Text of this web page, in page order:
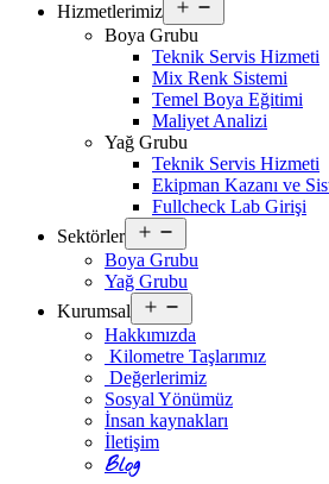
Hizmetlerimiz
menu
Boya Grubu
Teknik Servis Hizmeti
Mix Renk Sistemi
Temel Boya Eğitimi
Maliyet Analizi
Yağ Grubu
Teknik Servis Hizmeti
Ekipman Kazanı ve
Fullcheck Lab Girişi
Sektörler
menu
Boya Grubu
Yağ Grubu
Kurumsal
menu
Hakkımızda
Kilometre Taşlarımız
Değerlerimiz
Sosyal Yönümüz
İnsan kaynakları
İletişim
Blog